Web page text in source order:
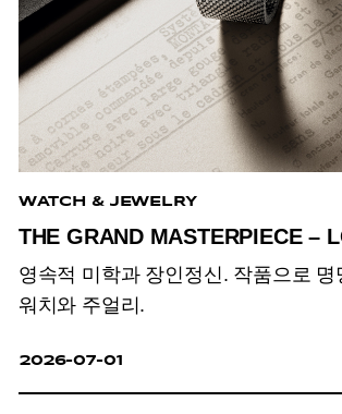
WATCH & JEWELRY
THE GRAND MASTERPIECE –
영속적 미학과 장인정신. 작품으로 명
워치와 주얼리.
2026-07-01